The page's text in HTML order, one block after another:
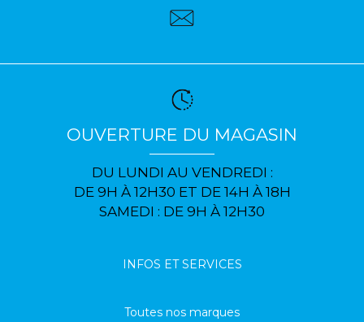
OUVERTURE DU MAGASIN
DU LUNDI AU VENDREDI :
DE 9H À 12H30 ET DE 14H À 18H
SAMEDI : DE 9H À 12H30
INFOS ET SERVICES
Toutes nos marques